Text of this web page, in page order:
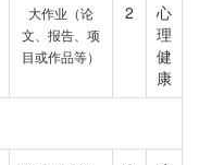
大作业（论
文、报告、项
目或作品等）
2
心
理
健
康